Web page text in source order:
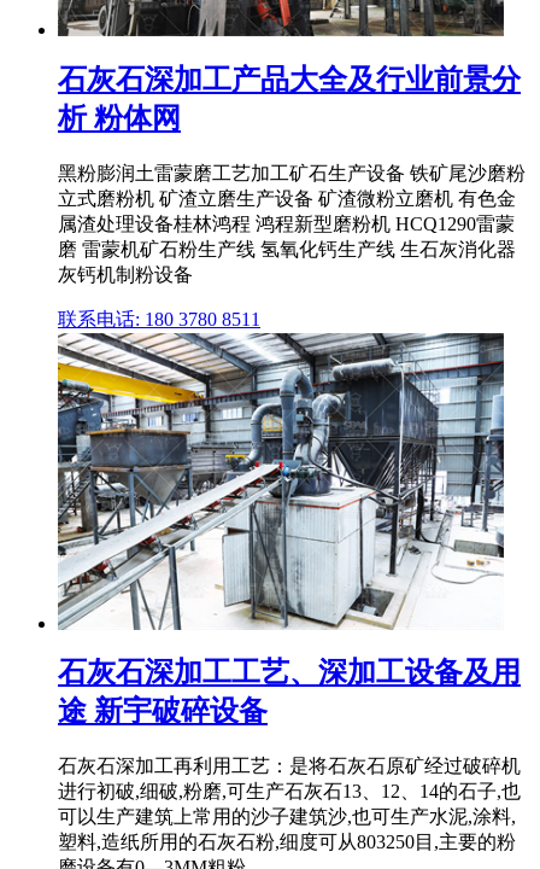
石灰石深加工产品大全及行业前景分
析 粉体网
黑粉膨润土雷蒙磨工艺加工矿石生产设备 铁矿尾沙磨粉
立式磨粉机 矿渣立磨生产设备 矿渣微粉立磨机 有色金
属渣处理设备桂林鸿程 鸿程新型磨粉机 HCQ1290雷蒙
磨 雷蒙机矿石粉生产线 氢氧化钙生产线 生石灰消化器
灰钙机制粉设备
联系电话: 180 3780 8511
石灰石深加工工艺、深加工设备及用
途 新宇破碎设备
石灰石深加工再利用工艺：是将石灰石原矿经过破碎机
进行初破,细破,粉磨,可生产石灰石13、12、14的石子,也
可以生产建筑上常用的沙子建筑沙,也可生产水泥,涂料,
塑料,造纸所用的石灰石粉,细度可从803250目,主要的粉